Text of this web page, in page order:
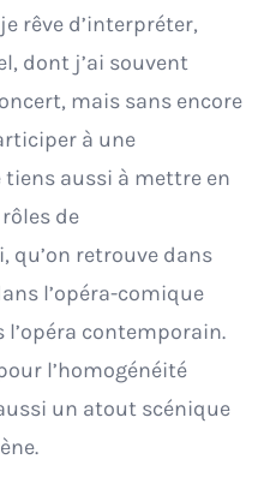
rêve d’interpréter,
dont j’ai souvent
mais sans encore
à une
aussi à mettre en
de
retrouve dans
l’opéra-comique
contemporain.
l’homogénéité
un atout scénique